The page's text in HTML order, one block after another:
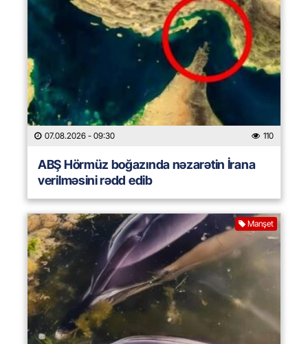
07.08.2026 - 09:30 110
ABŞ Hörmüz boğazında nəzarətin İrana
verilməsini rədd edib
Manşet